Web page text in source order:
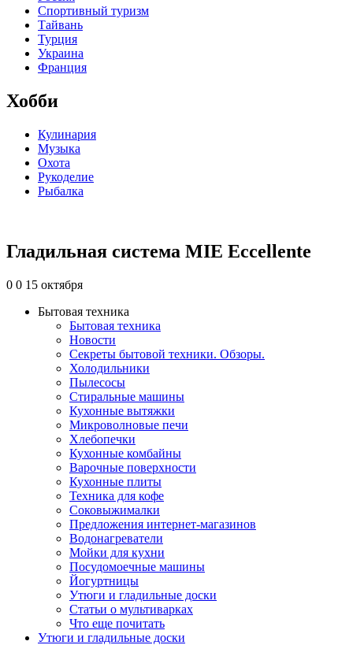
Спортивный туризм
Тайвань
Турция
Украина
Франция
Хобби
Кулинария
Музыка
Охота
Рукоделие
Рыбалка
Гладильная система MIE Eccellente
0 0 15 октября
Бытовая техника
Бытовая техника
Новости
Секреты бытовой техники. Обзоры.
Холодильники
Пылесосы
Стиральные машины
Кухонные вытяжки
Микроволновые печи
Хлебопечки
Кухонные комбайны
Варочные поверхности
Кухонные плиты
Техника для кофе
Соковыжималки
Предложения интернет-магазинов
Водонагреватели
Мойки для кухни
Посудомоечные машины
Йогуртницы
Утюги и гладильные доски
Статьи о мультиварках
Что еще почитать
Утюги и гладильные доски